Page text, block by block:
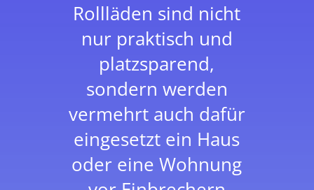
Rollläden sind nicht
nur praktisch und
platzsparend,
sondern werden
vermehrt auch dafür
eingesetzt ein Haus
oder eine Wohnung